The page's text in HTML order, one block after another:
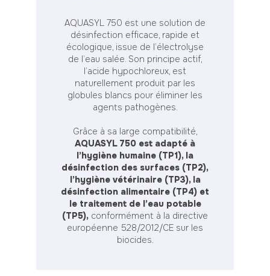
AQUASYL 750 est une solution de
désinfection efficace, rapide et
écologique, issue de l’électrolyse
de l’eau salée. Son principe actif,
l’acide hypochloreux, est
naturellement produit par les
globules blancs pour éliminer les
agents pathogènes.
Grâce à sa large compatibilité,
AQUASYL 750 est adapté à
l’hygiène humaine (TP1), la
désinfection des surfaces (TP2),
l’hygiène vétérinaire (TP3), la
désinfection alimentaire (TP4) et
le traitement de l’eau potable
(TP5), conformément à la directive
européenne 528/2012/CE sur les
biocides.